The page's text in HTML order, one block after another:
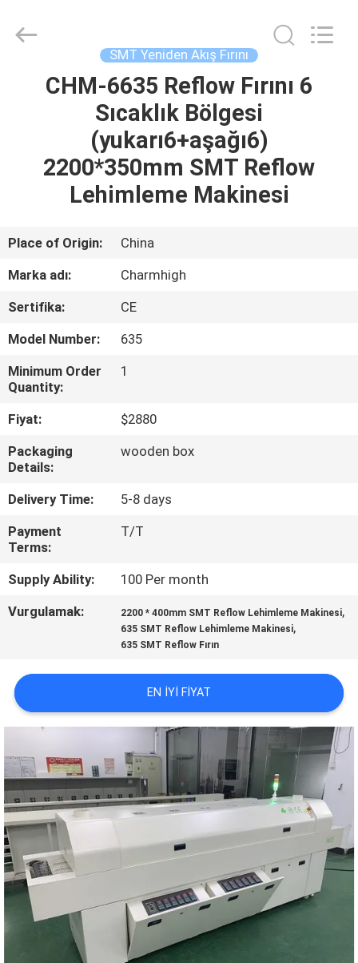
ÜRÜNLER
VIDEOLAR
HAKKIMIZDA
TURU
KALITE
KONTROLÜ
BIZE
ULAŞIN
HABERLER
SHOPPING
ON
SITE
HARITASI
GIZLILIK
POLITIKASI
TECHNOLOGY
LIMITED.
SMT Yeniden Akış Fırını
CHM-6635 Reflow Fırını 6
Sıcaklık Bölgesi
(yukarı6+aşağı6)
2200*350mm SMT Reflow
Lehimleme Makinesi
Place of Origin:
China
Marka adı:
Charmhigh
Sertifika:
CE
Model Number:
635
Minimum Order
Quantity:
1
Fiyat:
$2880
Packaging
Details:
wooden box
Delivery Time:
5-8 days
Payment
Terms:
T/T
Supply Ability:
100 Per month
Vurgulamak:
2200 * 400mm SMT Reflow Lehimleme Makinesi,
635 SMT Reflow Lehimleme Makinesi,
635 SMT Reflow Fırın
EN IYI FIYAT